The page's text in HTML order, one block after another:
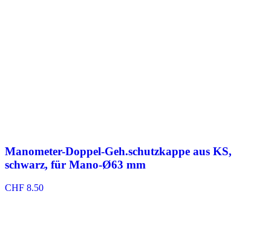
Manometer-Doppel-Geh.schutzkappe aus KS,
schwarz, für Mano-Ø63 mm
CHF 8.50